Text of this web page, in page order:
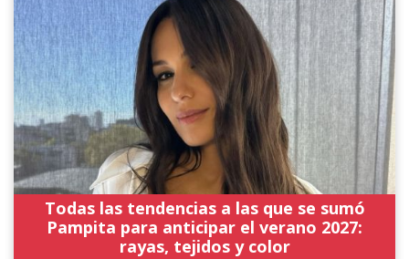
Todas las tendencias a las que se sumó
Pampita para anticipar el verano 2027:
rayas, tejidos y color